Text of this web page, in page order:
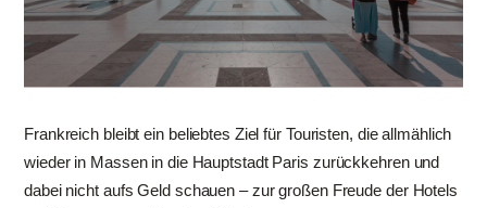
Frankreich bleibt ein beliebtes Ziel für Touristen, die allmählich
wieder in Massen in die Hauptstadt Paris zurückkehren und
dabei nicht aufs Geld schauen – zur großen Freude der Hotels